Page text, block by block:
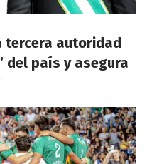
tercera autoridad
del país y asegura